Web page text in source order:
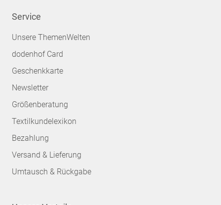
Service
Unsere ThemenWelten
dodenhof Card
Geschenkkarte
Newsletter
Größenberatung
Textilkundelexikon
Bezahlung
Versand & Lieferung
Umtausch & Rückgabe